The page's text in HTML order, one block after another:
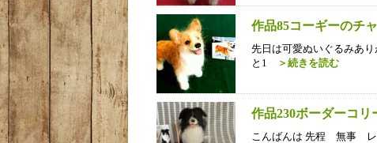
作品85コーギーのチ
先日は可愛ぬいぐるみあ
と1 ＞続きを読む
作品230ボーダーコリ
こんばんは 先程 無事 レ